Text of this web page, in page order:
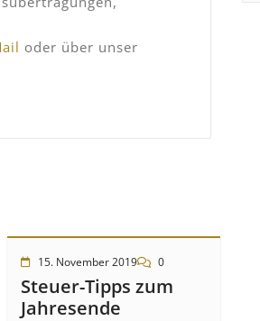
oder über unser
15. November 2019 0
Steuer-Tipps zum
Jahresende